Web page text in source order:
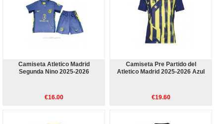
Camiseta Atletico Madrid
Segunda Nino 2025-2026
€16.00
Camiseta Pre Partido del
Atletico Madrid 2025-2026 Azul
€19.60